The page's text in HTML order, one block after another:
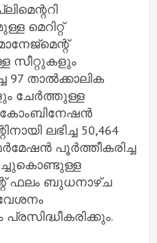
മെറിറ്റ്
സീറ്റുകളും
താല്‍ക്കാലിക
ചേര്‍ത്തുള്ള
ലഭിച്ച 50,464
പൂര്‍ത്തീകരിച്ച
ഫലം ബുധനാഴ്ച